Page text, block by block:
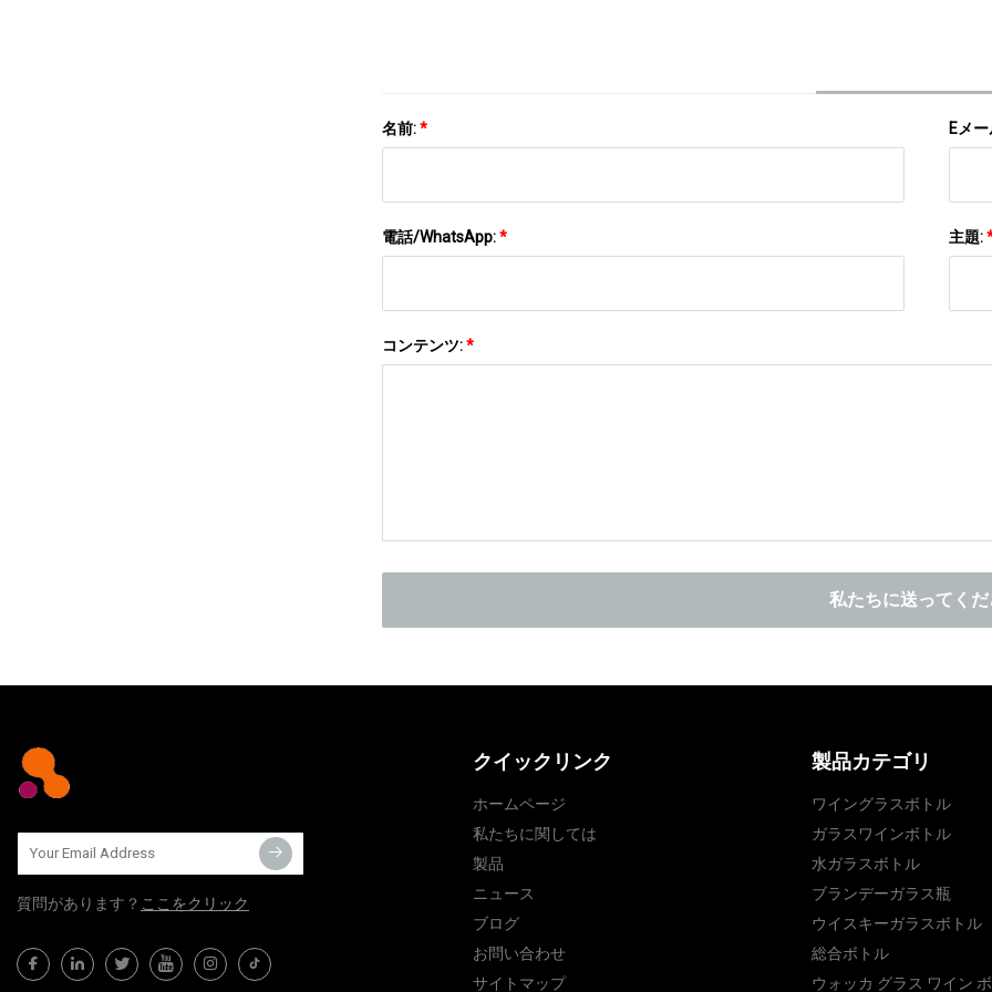
名前:* Eメー
電話/WhatsApp:* 主題:
コンテンツ:*
私たちに送ってく
質問​​があります？ ここをクリック
クイックリンク
ホームページ
私たちに関しては
製品
ニュース
ブログ
お問い合わせ
サイトマップ
製品カテゴリ
ワイングラスボトル
ガラスワインボトル
水ガラスボトル
ブランデーガラス瓶
ウイスキーガラスボトル
総合ボトル
ウォッカ グラス ワイン